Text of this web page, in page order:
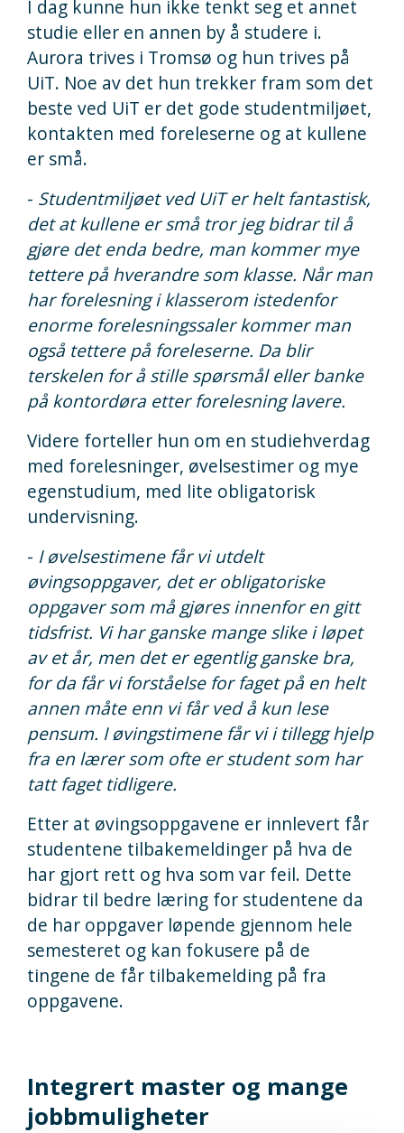
I dag kunne hun ikke tenkt seg et annet
studie eller en annen by å studere i.
Aurora trives i Tromsø og hun trives på
UiT. Noe av det hun trekker fram som det
beste ved UiT er det gode studentmiljøet,
kontakten med foreleserne og at kullene
er små.
- Studentmiljøet ved UiT er helt fantastisk,
det at kullene er små tror jeg bidrar til å
gjøre det enda bedre, man kommer mye
tettere på hverandre som klasse. Når man
har forelesning i klasserom istedenfor
enorme forelesningssaler kommer man
også tettere på foreleserne. Da blir
terskelen for å stille spørsmål eller banke
på kontordøra etter forelesning lavere.
Videre forteller hun om en studiehverdag
med forelesninger, øvelsestimer og mye
egenstudium, med lite obligatorisk
undervisning.
- I øvelsestimene får vi utdelt
øvingsoppgaver, det er obligatoriske
oppgaver som må gjøres innenfor en gitt
tidsfrist. Vi har ganske mange slike i løpet
av et år, men det er egentlig ganske bra,
for da får vi forståelse for faget på en helt
annen måte enn vi får ved å kun lese
pensum. I øvingstimene får vi i tillegg hjelp
fra en lærer som ofte er student som har
tatt faget tidligere.
Etter at øvingsoppgavene er innlevert får
studentene tilbakemeldinger på hva de
har gjort rett og hva som var feil. Dette
bidrar til bedre læring for studentene da
de har oppgaver løpende gjennom hele
semesteret og kan fokusere på de
tingene de får tilbakemelding på fra
oppgavene.
Integrert master og mange
jobbmuligheter